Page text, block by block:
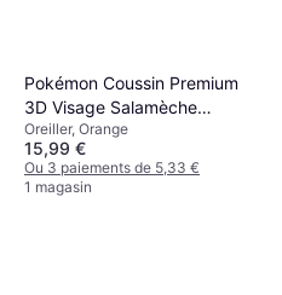
Pokémon Coussin Premium
3D Visage Salamèche
Microfibre 40 cm
Oreiller, Orange
15,99 €
Ou 3 paiements de 5,33 €
1 magasin